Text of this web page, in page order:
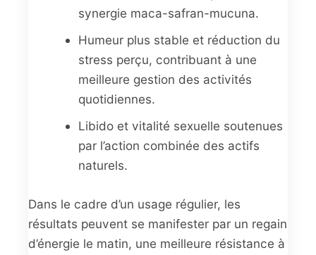
synergie maca-safran-mucuna.
Humeur plus stable et réduction du
stress perçu, contribuant à une
meilleure gestion des activités
quotidiennes.
Libido et vitalité sexuelle soutenues
par l’action combinée des actifs
naturels.
Dans le cadre d’un usage régulier, les
résultats peuvent se manifester par un regain
d’énergie le matin, une meilleure résistance à